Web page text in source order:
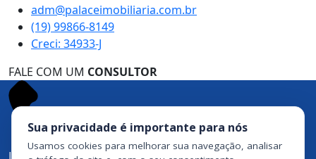
adm@palaceimobiliaria.com.br
(19) 99866-8149
Creci: 34933-J
FALE COM UM CONSULTOR
Sua privacidade é importante para nós
Usamos cookies para melhorar sua navegação, analisar